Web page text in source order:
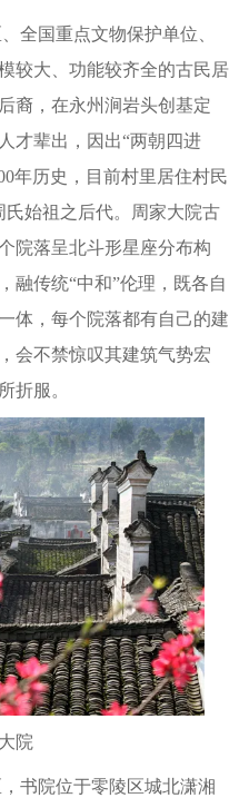
全国重点文物保护单位、
较大、功能较齐全的古民居
裔，在永州涧岩头创基定
才辈出，因出“两朝四进
年历史，目前村里居住村民
始祖之后代。周家大院古
院落呈北斗形星座分布构
融传统“中和”伦理，既各自
体，每个院落都有自己的建
会不禁惊叹其建筑气势宏
折服。
院
书院位于零陵区城北潇湘